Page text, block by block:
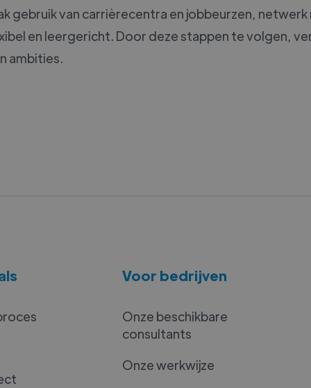
gebruik van carrièrecentra en jobbeurzen,
en leergericht. Door deze stappen te volgen,
ambities.
Voor bedrijven
Onze beschikbare
consultants
Onze werkwijze